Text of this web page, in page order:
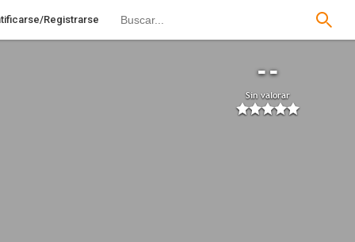
Registrarse
--
Sin valorar